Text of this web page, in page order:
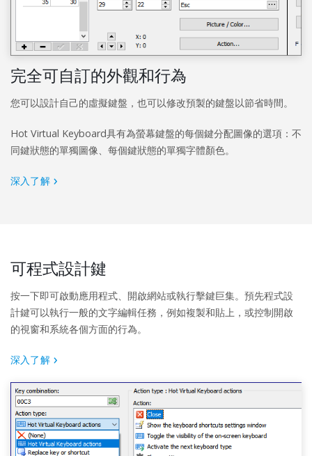
完全可自訂的外觀和行為
您可以設計自己的虛擬鍵盤，也可以修改預製的鍵盤以節省時間。
Hot Virtual Keyboard具有為螢幕鍵盤的每個鍵分配圖像的選項：不
同鍵狀態的單獨圖像、每個鍵狀態的單獨字體顏色。
深入了解
可程式設計鍵
按一下即可啟動應用程式、開啟網站或執行擊鍵巨集。預先程式設
計鍵可以執行一般的文字編輯任務，例如複製和貼上，或控制開啟
的視窗和系統各個方面的行為。
深入了解